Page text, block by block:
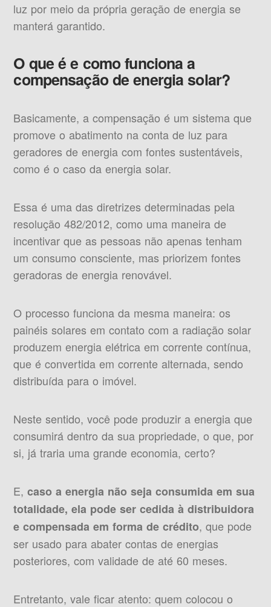
luz por meio da própria geração de energia se
manterá garantido.
O que é e como funciona a
compensação de energia solar?
Basicamente, a compensação é um sistema que
promove o abatimento na conta de luz para
geradores de energia com fontes sustentáveis,
como é o caso da energia solar.
Essa é uma das diretrizes determinadas pela
resolução 482/2012, como uma maneira de
incentivar que as pessoas não apenas tenham
um consumo consciente, mas priorizem fontes
geradoras de energia renovável.
O processo funciona da mesma maneira: os
painéis solares em contato com a radiação solar
produzem energia elétrica em corrente contínua,
que é convertida em corrente alternada, sendo
distribuída para o imóvel.
Neste sentido, você pode produzir a energia que
consumirá dentro da sua propriedade, o que, por
si, já traria uma grande economia, certo?
E,caso a energia não seja consumida em sua
totalidade, ela pode ser cedida à distribuidora
e compensada em forma de crédito, que pode
ser usado para abater contas de energias
posteriores, com validade de até 60 meses.
Entretanto, vale ficar atento: quem colocou o